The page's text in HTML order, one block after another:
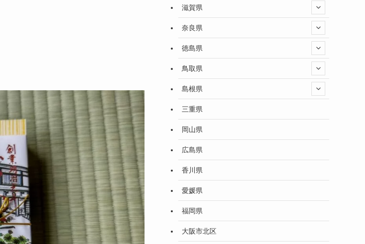
滋賀県
奈良県
徳島県
鳥取県
島根県
三重県
岡山県
広島県
香川県
愛媛県
福岡県
大阪市北区